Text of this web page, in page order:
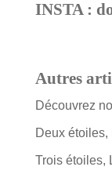
INSTA :
Autres
Découvrez
Deux
Trois étoiles,